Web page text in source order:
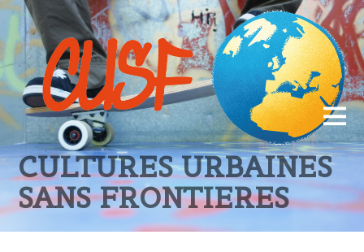
CULTURES URBAINES
SANS FRONTIERES